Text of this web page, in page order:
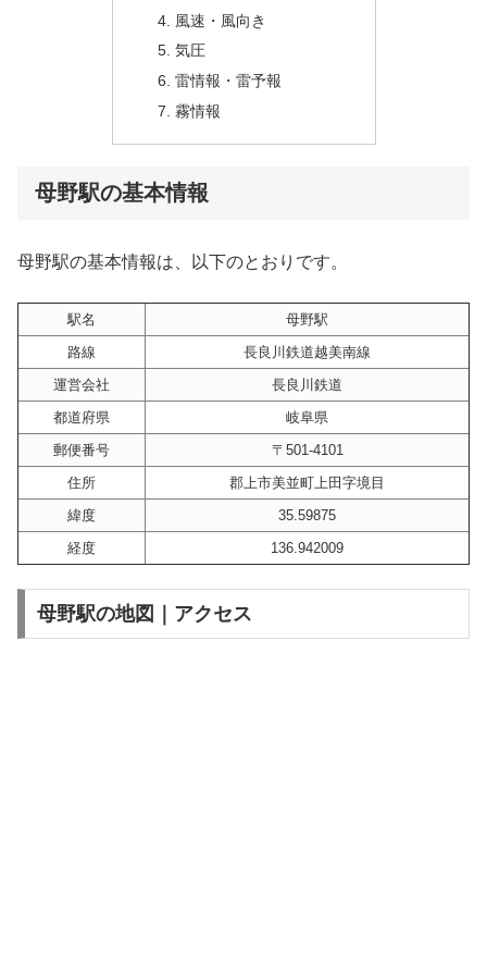
風速・風向き
気圧
雷情報・雷予報
霧情報
母野駅の基本情報
母野駅の基本情報は、以下のとおりです。
駅名
母野駅
路線
長良川鉄道越美南線
運営会社
長良川鉄道
都道府県
岐阜県
郵便番号
〒501-4101
住所
郡上市美並町上田字境目
緯度
35.59875
経度
136.942009
母野駅の地図｜アクセス